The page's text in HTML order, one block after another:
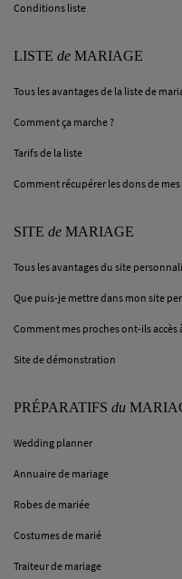
Conditions liste
LISTE de MARIAGE
Tous les avantages de la liste de
Comment ça marche ?
Tarifs de la liste
Comment récupérer les dons de mes
SITE de MARIAGE
Tous les avantages du site
Que puis-je mettre dans mon site
Comment mes proches ont-ils accès
Site de démonstration
PRÉPARATIFS du
Wedding planner
Annuaire de mariage
Robes de mariée
Costumes de marié
Traiteur de mariage